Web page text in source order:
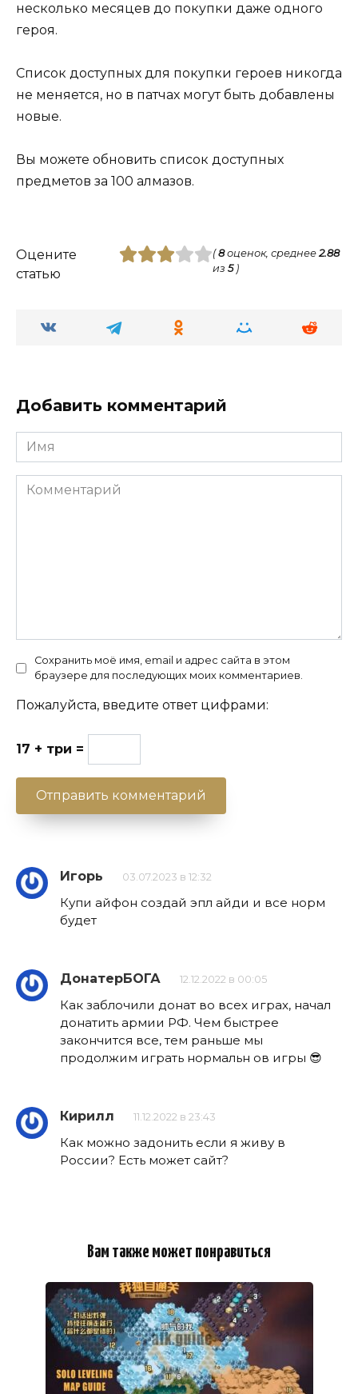
несколько месяцев до покупки даже одного
героя.
Список доступных для покупки героев никогда
не меняется, но в патчах могут быть добавлены
новые.
Вы можете обновить список доступных
предметов за 100 алмазов.
Оцените
статью
(8оценок, среднее2.88
из 5)
Добавить комментарий
Имя
Комментарий
Сохранить моё имя, email и адрес сайта в этом
браузере для последующих моих комментариев.
Пожалуйста, введите ответ цифрами:
17 + три =
Игорь 03.07.2023 в 12:32
Купи айфон создай эпл айди и все норм
будет
ДонатерБОГА 12.12.2022 в 00:05
Как заблочили донат во всех играх, начал
донатить армии РФ. Чем быстрее
закончится все, тем раньше мы
продолжим играть нормальн ов игры 😎
Кирилл 11.12.2022 в 23:43
Как можно задонить если я живу в
России? Есть может сайт?
Вам также может понравиться